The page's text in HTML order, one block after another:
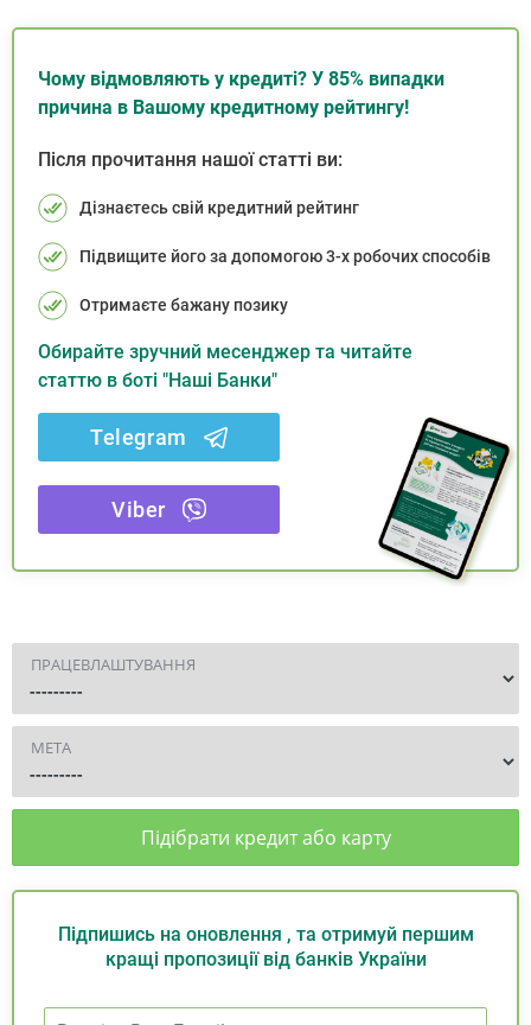
Чому відмовляють у кредиті? У 85% випадки
причина в Вашому кредитному рейтингу!
Після прочитання нашої статті ви:
Дізнаєтесь свій кредитний рейтинг
Підвищите його за допомогою 3-х робочих способів
Отримаєте бажану позику
Обирайте зручний месенджер та читайте
статтю в боті "Наші Банки"
Telegram
Viber
ПРАЦЕВЛАШТУВАННЯ
МЕТА
Підібрати кредит або карту
Підпишись на оновлення , та отримуй першим
кращі пропозиції від банків України